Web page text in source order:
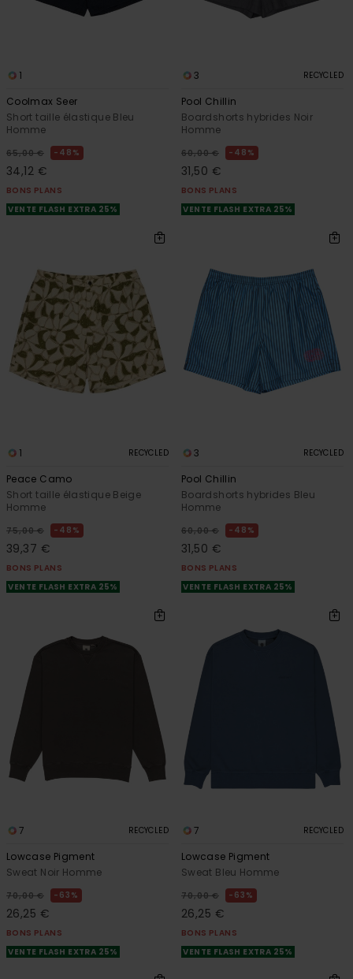
1
Coolmax Seer
Short taille élastique Bleu
Homme
65,00 € 48%
34,12 €
BONS PLANS
VENTE FLASH EXTRA 25%
3 RECYCLED
Pool Chillin
Boardshorts hybrides Noir
Homme
60,00 € 48%
31,50 €
BONS PLANS
VENTE FLASH EXTRA 25%
1 RECYCLED
Peace Camo
Short taille élastique Beige
Homme
75,00 € 48%
39,37 €
BONS PLANS
VENTE FLASH EXTRA 25%
3 RECYCLED
Pool Chillin
Boardshorts hybrides Bleu
Homme
60,00 € 48%
31,50 €
BONS PLANS
VENTE FLASH EXTRA 25%
7 RECYCLED
Lowcase Pigment
Sweat Noir Homme
70,00 € 63%
26,25 €
BONS PLANS
VENTE FLASH EXTRA 25%
7 RECYCLED
Lowcase Pigment
Sweat Bleu Homme
70,00 € 63%
26,25 €
BONS PLANS
VENTE FLASH EXTRA 25%